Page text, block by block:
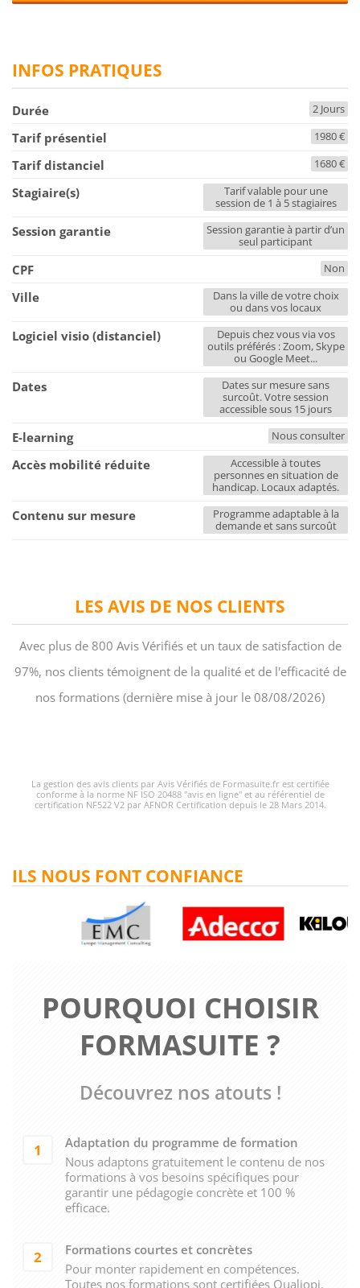
LES AVIS DE NOS CLIENTS
Avec plus de 800 Avis Vérifiés et un taux de satisfaction de
97%, nos clients témoignent de la qualité et de l'efficacité de
nos formations (dernière mise à jour le 08/08/2026)
La gestion des avis clients par Avis Vérifiés de Formasuite.fr est certifiée
conforme à la norme NF ISO 20488 "avis en ligne" et au référentiel de
certification NF522 V2 par AFNOR Certification depuis le 28 Mars 2014.
POURQUOI CHOISIR
FORMASUITE ?
Découvrez nos atouts !
1
Adaptation du programme de formation
Nous adaptons gratuitement le contenu de nos
formations à vos besoins spécifiques pour
garantir une pédagogie concrète et 100 %
efficace.
2
Formations courtes et concrètes
Pour monter rapidement en compétences.
Toutes nos formations sont certifiées Qualiopi.
ILS NOUS FONT CONFIANCE
INFOS PRATIQUES
Durée 2 Jours
Tarif présentiel 1980 €
Tarif distanciel 1680 €
Stagiaire(s)
Tarif valable pour une
session de 1 à 5 stagiaires
Session garantie
Session garantie à partir d’un
seul participant
CPF Non
Ville
Dans la ville de votre choix
ou dans vos locaux
Logiciel visio (distanciel)
Depuis chez vous via vos
outils préférés : Zoom, Skype
ou Google Meet...
Dates
Dates sur mesure sans
surcoût. Votre session
accessible sous 15 jours
E-learning Nous consulter
Accès mobilité réduite
Accessible à toutes
personnes en situation de
handicap. Locaux adaptés.
Contenu sur mesure
Programme adaptable à la
demande et sans surcoût